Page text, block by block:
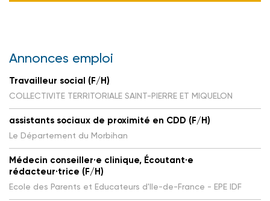
Annonces emploi
Travailleur social (F/H)
COLLECTIVITE TERRITORIALE SAINT-PIERRE ET MIQUELON
assistants sociaux de proximité en CDD (F/H)
Le Département du Morbihan
Médecin conseiller·e clinique, Écoutant·e
rédacteur·trice (F/H)
Ecole des Parents et Educateurs d'Ile-de-France - EPE IDF